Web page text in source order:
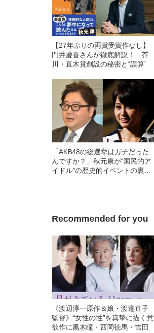
【27年ぶりの両賞受賞作なし】
門井慶喜さんが徹底解説！ 芥
川・直木賞創設の秘密と“誤算”
「AKB48の総選挙はガチだった
んですか？」秋元康が“国民的ア
イドル”の歴史的イベントの裏側
Recommended for you
《渡辺淳一原作＆娘・渡邉直子
監督》“女性の性”を真摯に描く意
欲作に黒木瞳・西岡德馬・吉田